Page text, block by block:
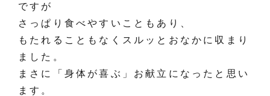
ですが
さっぱり食べやすいこともあり、
もたれることもなくスルッとおなかに収まり
ました。
まさに「身体が喜ぶ」お献立になったと思い
ます。